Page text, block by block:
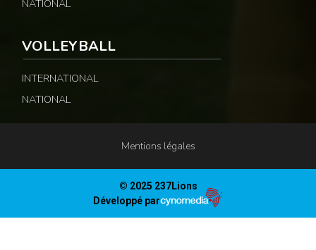
NATIONAL
VOLLEYBALL
INTERNATIONAL
NATIONAL
Mentions légales
© 2025 237Lions
Développé par